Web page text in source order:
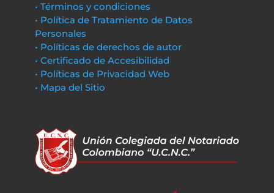
• Términos y condiciones
• Política de Tratamiento de Datos
Personales
• Políticas de derechos de autor
• Certificado de Accesibilidad
• Políticas de Privacidad Web
• Mapa del Sitio